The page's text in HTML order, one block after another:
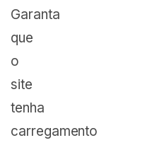
Garanta
que
o
site
tenha
carregamento